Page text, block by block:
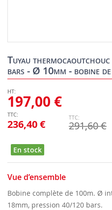
Tuyau
bars - Ø 10mm - bobine
236,40 €
197,00 €
291,60 €
En stock
Vue d’ensemble
Bobine complète de 100m. Ø
18mm, pression 40/120 bars.
to
the
beginning
the
images
gallery